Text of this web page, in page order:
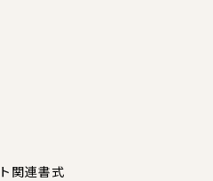
関連書式